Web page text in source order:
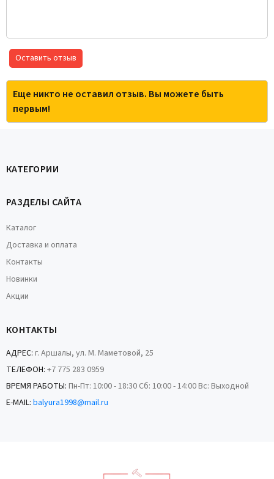
Оставить отзыв
Еще никто не оставил отзыв. Вы можете быть
первым!
КАТЕГОРИИ
РАЗДЕЛЫ САЙТА
Каталог
Доставка и оплата
Контакты
Новинки
Акции
КОНТАКТЫ
АДРЕС: г. Аршалы, ул. М. Маметовой, 25
ТЕЛЕФОН: +7 775 283 0959
ВРЕМЯ РАБОТЫ: Пн-Пт: 10:00 - 18:30 Сб: 10:00 - 14:00 Вс: Выходной
E-MAIL: balyura1998@mail.ru